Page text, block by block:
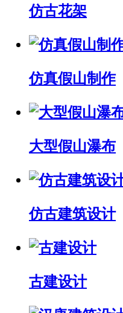
仿古花架
仿真假山制作
大型假山瀑布
仿古建筑设计
古建设计